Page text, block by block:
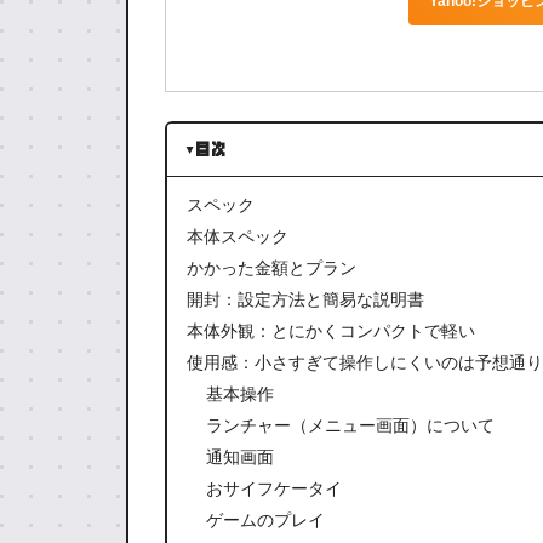
目次
スペック
本体スペック
かかった金額とプラン
開封：設定方法と簡易な説明書
本体外観：とにかくコンパクトで軽い
使用感：小さすぎて操作しにくいのは予想通り
基本操作
ランチャー（メニュー画面）について
通知画面
おサイフケータイ
ゲームのプレイ